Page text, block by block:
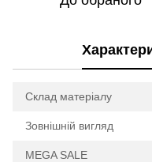
Склад матеріалу
Зовнішній вигляд
MEGA SALE